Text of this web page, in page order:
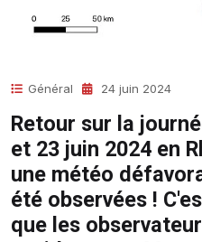
Général 24 juin 2024
Retour sur la
et 23 juin 2024 en
une météo
été observées !
que les